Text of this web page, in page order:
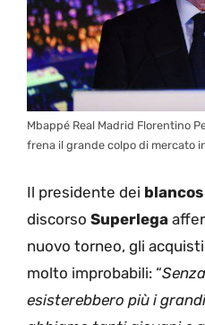
Mbappé Real Madrid Florentino
frena il grande colpo di mercato
Il presidente dei blancos
discorso Superlega
nuovo torneo, gli
molto improbabili: “
esisterebbero più i